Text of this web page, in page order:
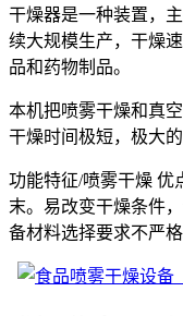
干燥器是一种装置，
续大规模生产，干燥
品和药物制品。
本机把喷雾干燥和真
干燥时间极短，极大
功能特征/喷雾干燥 优
末。易改变干燥条件
备材料选择要求不严格